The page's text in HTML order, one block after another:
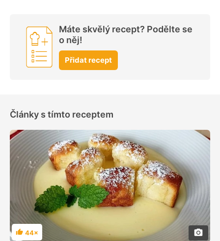
Máte skvělý recept? Podělte se
o něj!
Přidat recept
Články s tímto receptem
Hodnocení
44×